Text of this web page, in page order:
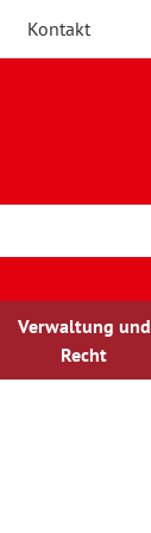
Kontakt
Verwaltung und
Recht